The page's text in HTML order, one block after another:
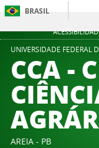
BRASIL
UNIVERSIDADE FEDERAL
CCA -
AREIA - PB